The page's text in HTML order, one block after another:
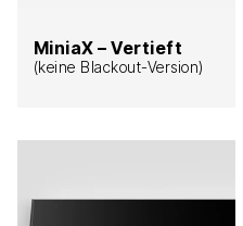
MiniaX – Vertieft
(keine Blackout-Version)